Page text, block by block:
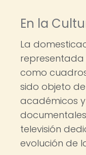
En la
La
como
sido objeto
académicos
televisión
evolución de